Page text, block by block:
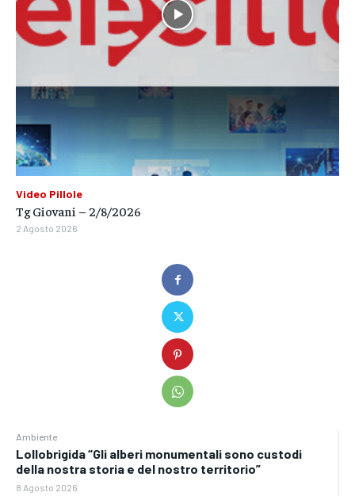
Ambiente
Lollobrigida “Gli alberi monumentali sono custodi
della nostra storia e del nostro territorio”
8 Agosto 2026
Video Pillole
Tg Giovani – 2/8/2026
2 Agosto 2026